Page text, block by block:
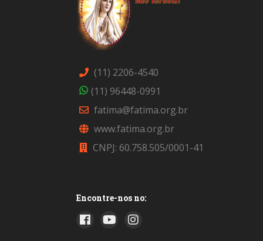
(11) 2206-4540
(11) 96448-0991
fatima@fatima.org.br
www.fatima.org.br
CNPJ: 60.758.505/0001-41
Encontre-nos no: